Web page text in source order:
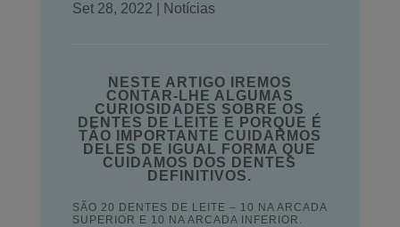
Set 28, 2022 Notícias
NESTE ARTIGO IREMOS
CONTAR-LHE ALGUMAS
CURIOSIDADES SOBRE OS
DENTES DE LEITE E PORQUE É
TÃO IMPORTANTE CUIDARMOS
DELES DE IGUAL FORMA QUE
CUIDAMOS DOS DENTES
DEFINITIVOS.
SÃO 20 DENTES DE LEITE – 10 NA ARCADA
SUPERIOR E 10 NA ARCADA INFERIOR.